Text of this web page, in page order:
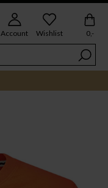
Account Wishlist 0,-